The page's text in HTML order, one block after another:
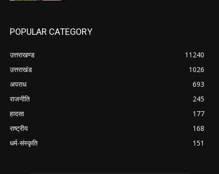
POPULAR CATEGORY
उत्तराखण्ड
11240
उत्तराखंड
1026
अपराध
693
राजनीति
245
हादसा
177
राष्ट्रीय
168
धर्म-संस्कृति
151